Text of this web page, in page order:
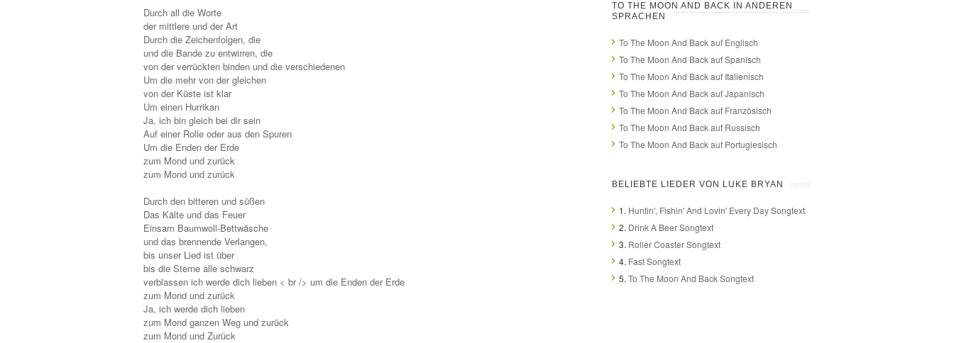
Durch all die Worte
der mittlere und der Art
Durch die Zeichenfolgen, die
und die Bande zu entwirren, die
von der verrückten binden und die verschiedenen
Um die mehr von der gleichen
von der Küste ist klar
Um einen Hurrikan
Ja, ich bin gleich bei dir sein
Auf einer Rolle oder aus den Spuren
Um die Enden der Erde
zum Mond und zurück
zum Mond und zurück
Durch den bitteren und süßen
Das Kälte und das Feuer
Einsam Baumwoll-Bettwäsche
und das brennende Verlangen,
bis unser Lied ist über
bis die Sterne alle schwarz
verblassen ich werde dich lieben < br /> um die Enden der Erde
zum Mond und zurück
Ja, ich werde dich lieben
zum Mond ganzen Weg und zurück
zum Mond und Zurück
TO THE MOON AND BACK IN ANDEREN
SPRACHEN
To The Moon And Back auf Englisch
To The Moon And Back auf Spanisch
To The Moon And Back auf Italienisch
To The Moon And Back auf Japanisch
To The Moon And Back auf Französisch
To The Moon And Back auf Russisch
To The Moon And Back auf Portugiesisch
BELIEBTE LIEDER VON LUKE BRYAN
1. Huntin', Fishin' And Lovin' Every Day Songtext
2. Drink A Beer Songtext
3. Roller Coaster Songtext
4. Fast Songtext
5. To The Moon And Back Songtext